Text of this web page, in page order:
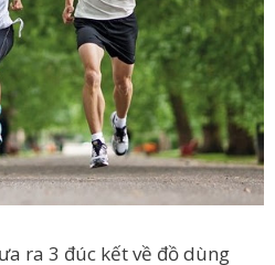
ra 3 đúc kết về đồ dùng